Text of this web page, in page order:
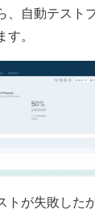
、自動テスト
。
トが失敗した